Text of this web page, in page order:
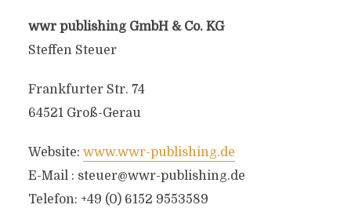
wwr publishing GmbH & Co. KG
Steffen Steuer
Frankfurter Str. 74
64521 Groß-Gerau
Website: www.wwr-publishing.de
E-Mail : steuer@wwr-publishing.de
Telefon: +49 (0) 6152 9553589